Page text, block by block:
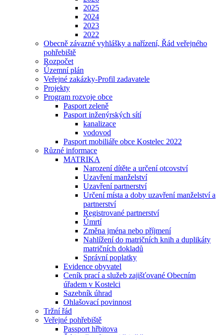
2025
2024
2023
2022
Obecně závazné vyhlášky a nařízení, Řád veřejného
pohřebiště
Rozpočet
Územní plán
Veřejné zakázky-Profil zadavatele
Projekty
Program rozvoje obce
Pasport zeleně
Pasport inženýrských sítí
kanalizace
vodovod
Pasport mobiliáře obce Kostelec 2022
Různé informace
MATRIKA
Narození dítěte a určení otcovství
Uzavření manželství
Uzavření partnerství
Určení místa a doby uzavření manželství a
partnerství
Registrované partnerství
Úmrtí
Změna jména nebo příjmení
Nahlížení do matričních knih a duplikáty
matričních dokladů
Správní poplatky
Evidence obyvatel
Ceník prací a služeb zajišťované Obecním
úřadem v Kostelci
Sazebník úhrad
Ohlašovací povinnost
Tržní řád
Veřejné pohřebiště
Passport hřbitova